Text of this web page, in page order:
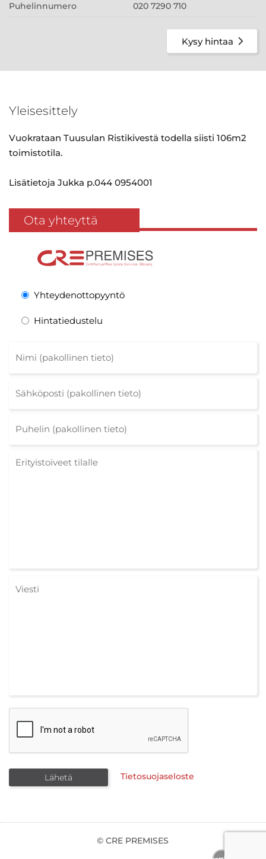
Puhelinnumero 020 7290 710
Kysy hintaa
Yleisesittely
Vuokrataan Tuusulan Ristikivestä todella siisti 106m2
toimistotila.
Lisätietoja Jukka p.044 0954001
Ota yhteyttä
Yhteydenottopyyntö
Hintatiedustelu
Tietosuojaseloste
© CRE PREMISES